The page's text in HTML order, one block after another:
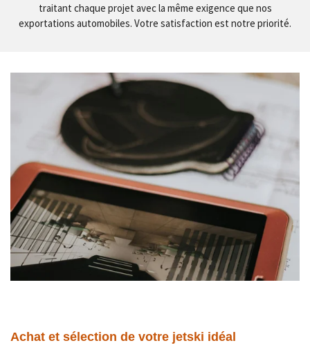
traitant chaque projet avec la même exigence que nos
exportations automobiles. Votre satisfaction est notre priorité.
Achat et sélection de votre jetski idéal